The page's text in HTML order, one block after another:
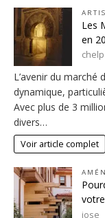
Les
en
chelp
L’avenir du marché
dynamique,
Avec plus de 3
divers…
Voir article complet
jose